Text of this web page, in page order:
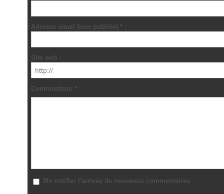
Adresse email (non publiée) * :
Site web :
Commentaire * :
Me notifier l'arrivée de nouveaux commentaires